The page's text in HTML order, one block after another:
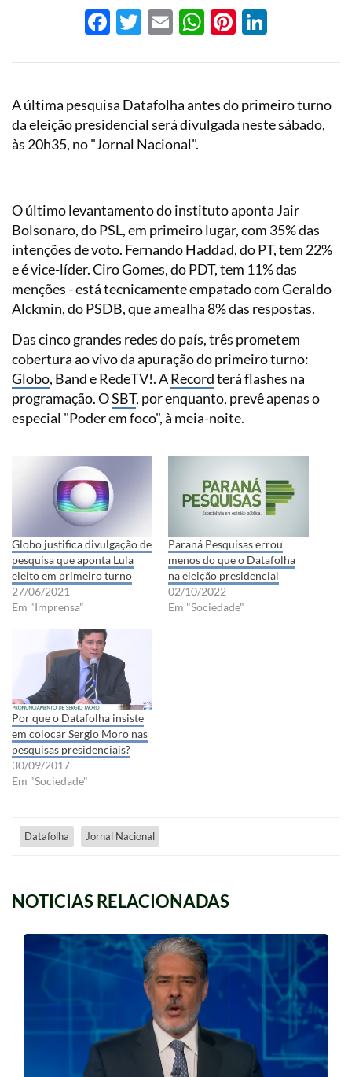
Facebook
Twitter
EmailWhatsApp
Pinterest
A última pesquisa Datafolha antes do primeiro turno
da eleição presidencial será divulgada neste sábado,
às 20h35, no "Jornal Nacional".
O último levantamento do instituto aponta Jair
Bolsonaro, do PSL, em primeiro lugar, com 35% das
intenções de voto. Fernando Haddad, do PT, tem 22%
e é vice-líder. Ciro Gomes, do PDT, tem 11% das
menções - está tecnicamente empatado com Geraldo
Alckmin, do PSDB, que amealha 8% das respostas.
Das cinco grandes redes do país, três prometem
cobertura ao vivo da apuração do primeiro turno:
Globo, Band e RedeTV!. ARecordterá flashes na
programação. OSBT, por enquanto, prevê apenas o
especial "Poder em foco", à meia-noite.
Globo justifica divulgação de
pesquisa que aponta Lula
eleito em primeiro turno
27/06/2021
Em "Imprensa"
Paraná Pesquisas errou
menos do que o Datafolha
na eleição presidencial
02/10/2022
Em "Sociedade"
Por que o Datafolha insiste
em colocar Sergio Moro nas
pesquisas presidenciais?
30/09/2017
Em "Sociedade"
Datafolha Jornal Nacional
NOTICIAS RELACIONADAS